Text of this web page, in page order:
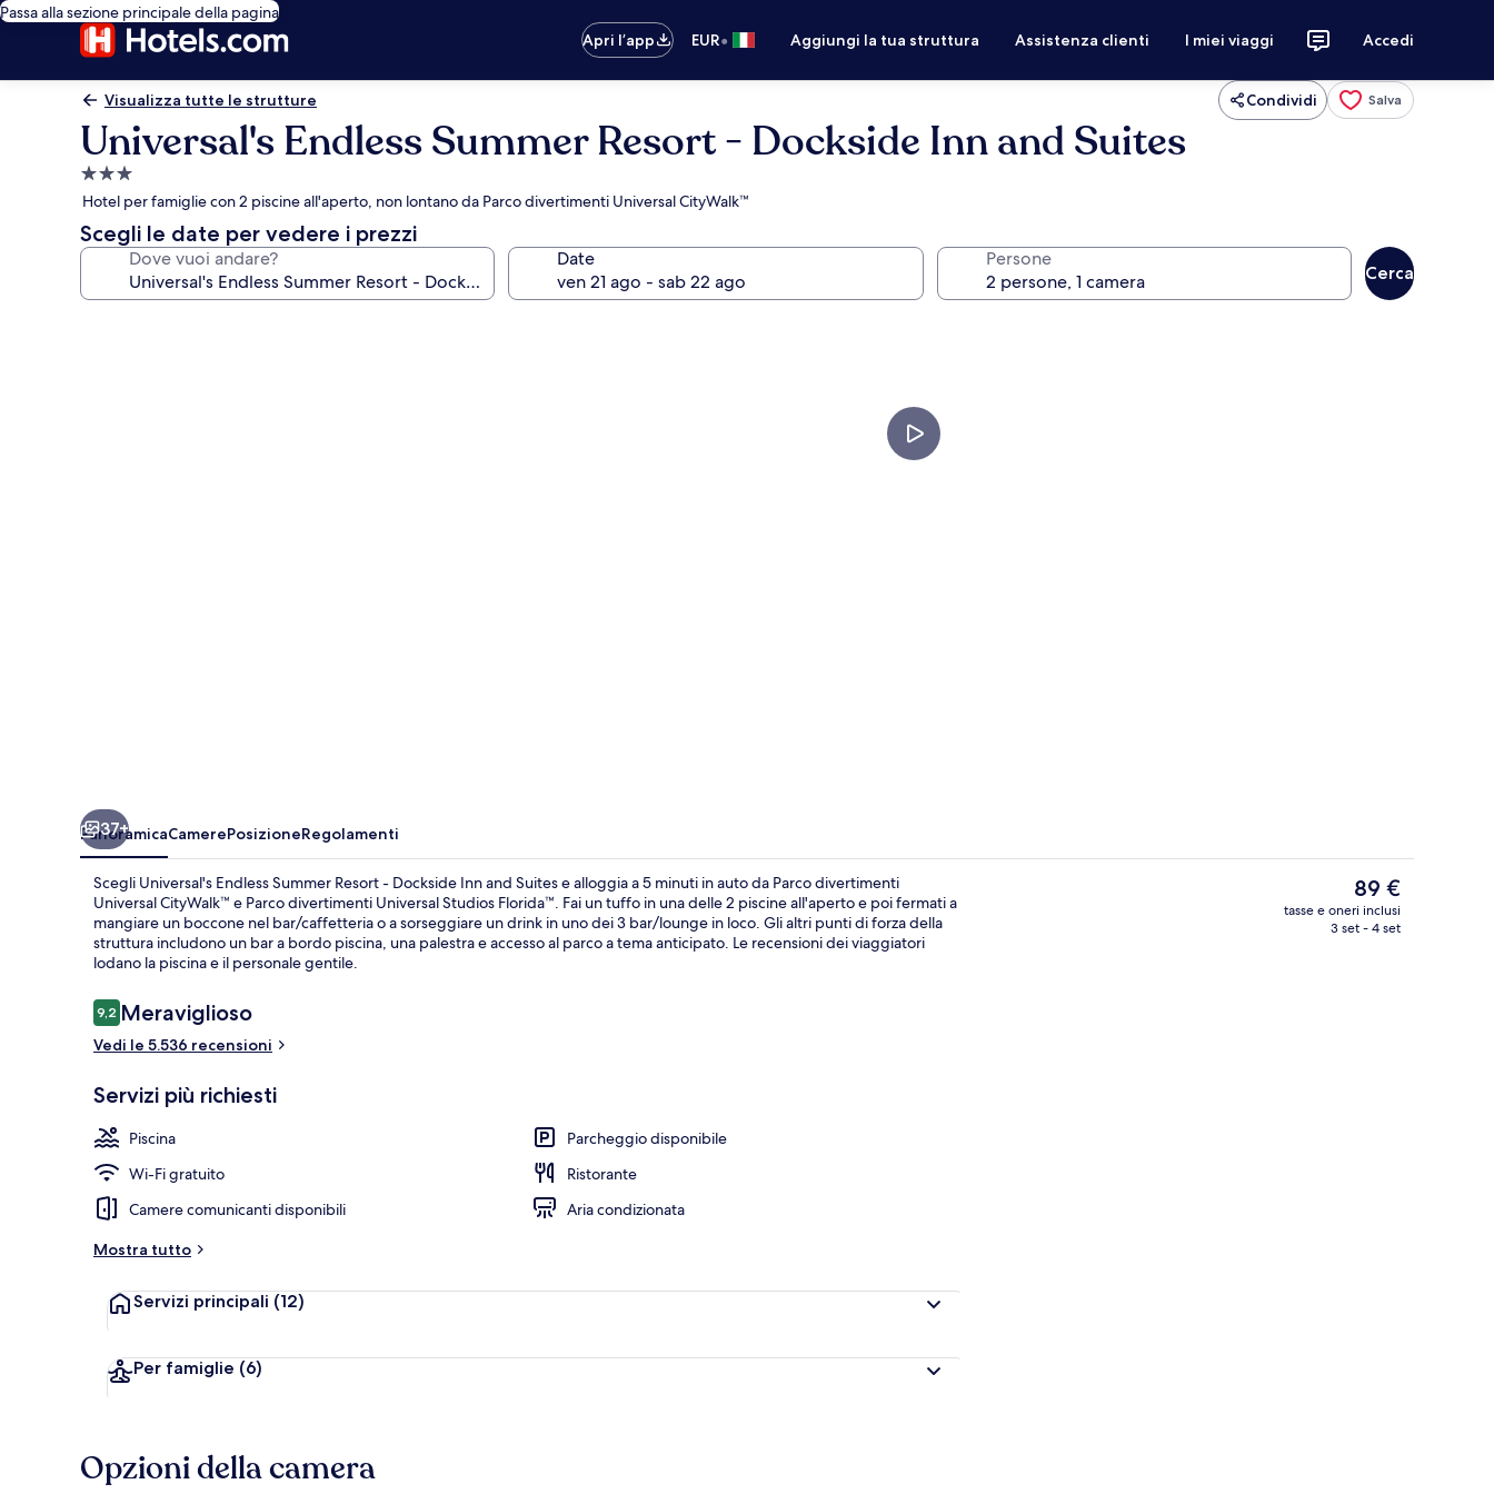
Passa alla sezione principale della pagina
Apri l’app
EUR• Aggiungi la tua struttura Assistenza clienti I miei viaggi Accedi
Visualizza tutte le strutture Condividi Salva
Universal's Endless Summer Resort - Dockside Inn and Suites
Struttura
a
3.0
stelle
Hotel per famiglie con 2 piscine all'aperto, non lontano da Parco divertimenti Universal CityWalk™
Scegli le date per vedere i prezzi
Dove vuoi andare? Date Persone
Cerca
Bar accanto alla piscina
37+
PanoramicaCamerePosizioneRegolamenti
Scegli Universal's Endless Summer Resort - Dockside Inn and Suites e alloggia a 5 minuti in auto da Parco divertimenti
Universal CityWalk™ e Parco divertimenti Universal Studios Florida™. Fai un tuffo in una delle 2 piscine all'aperto e poi fermati a
mangiare un boccone nel bar/caffetteria o a sorseggiare un drink in uno dei 3 bar/lounge in loco. Gli altri punti di forza della
struttura includono un bar a bordo piscina, una palestra e accesso al parco a tema anticipato. Le recensioni dei viaggiatori
lodano la piscina e il personale gentile.
Recensioni
9,29,2 su 10
Meraviglioso
Vedi le 5.536 recensioni
Servizi più richiesti
Piscina
Parcheggio disponibile
Wi-Fi gratuito
Ristorante
Camere comunicanti disponibili
Aria condizionata
Mostra tutto
Servizi principali (12)
Per famiglie (6)
Il
prezzo
attuale
89 €
tasse e oneri inclusi
3 set - 4 set
Opzioni della camera